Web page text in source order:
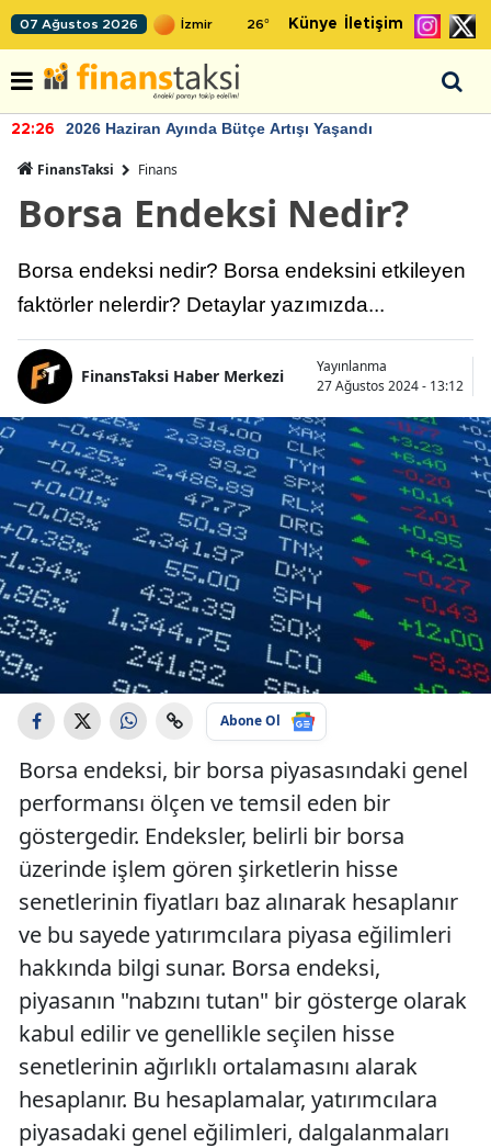
07 Ağustos 2026 26° Künye İletişim
22:26 2026 Haziran Ayında Bütçe Artışı Yaşandı
FinansTaksi Finans
Borsa Endeksi Nedir?
Borsa endeksi nedir? Borsa endeksini etkileyen
faktörler nelerdir? Detaylar yazımızda...
FinansTaksi Haber Merkezi
Yayınlanma
27 Ağustos 2024 - 13:12
Abone Ol
Borsa endeksi, bir borsa piyasasındaki genel
performansı ölçen ve temsil eden bir
göstergedir. Endeksler, belirli bir borsa
üzerinde işlem gören şirketlerin hisse
senetlerinin fiyatları baz alınarak hesaplanır
ve bu sayede yatırımcılara piyasa eğilimleri
hakkında bilgi sunar. Borsa endeksi,
piyasanın "nabzını tutan" bir gösterge olarak
kabul edilir ve genellikle seçilen hisse
senetlerinin ağırlıklı ortalamasını alarak
hesaplanır. Bu hesaplamalar, yatırımcılara
piyasadaki genel eğilimleri, dalgalanmaları